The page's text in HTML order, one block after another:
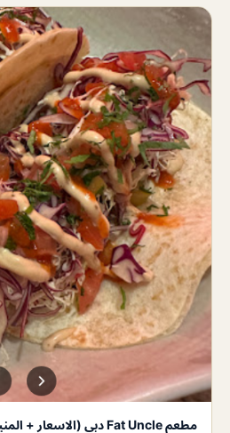
مطعم Fat Uncle دبي (الاسعار + المنيو + الموقع)